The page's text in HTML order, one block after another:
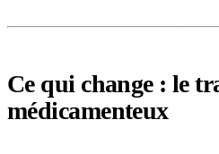
Ce qui change : le
médicamenteux